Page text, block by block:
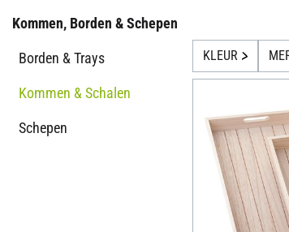
Kommen, Borden & Schepen
Borden & Trays
Kommen & Schalen
Schepen
KLEUR